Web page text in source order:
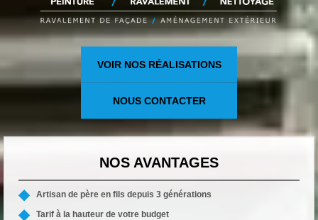
VOIR NOS RÉALISATIONS
NOUS CONTACTER
NOS AVANTAGES
Artisan de père en fils depuis 3 générations
Tarif à la hauteur de votre budget